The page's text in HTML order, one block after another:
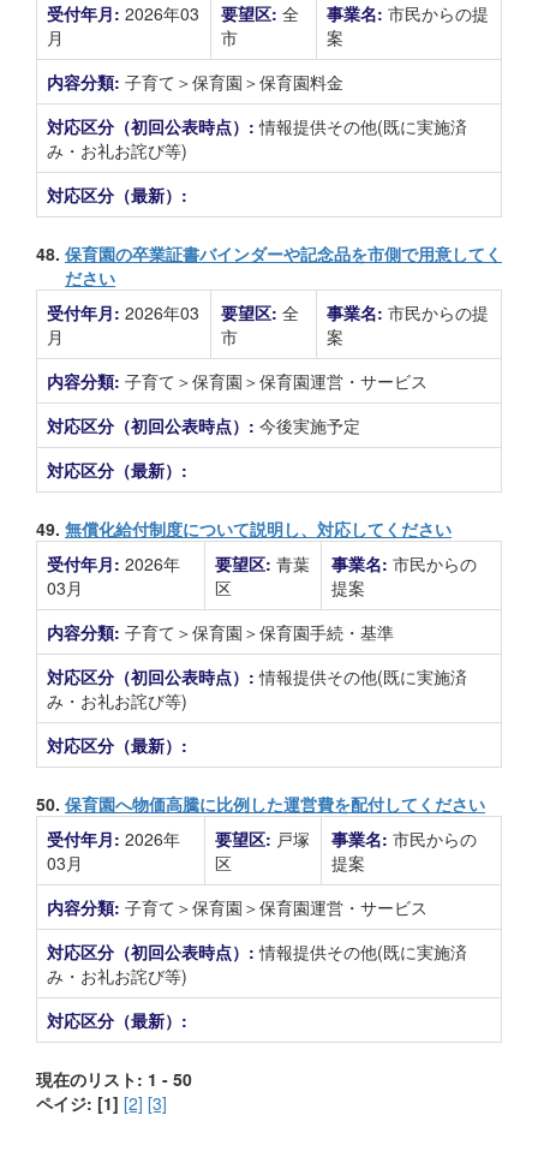
受付年月: 2026年03
月
要望区: 全
市
事業名: 市民からの提
案
内容分類: 子育て＞保育園＞保育園料金
対応区分（初回公表時点）:情報提供その他(既に実施済
み・お礼お詫び等)
対応区分（最新）:
48. 保育園の卒業証書バインダーや記念品を市側で用意してく
ださい
受付年月: 2026年03
月
要望区: 全
市
事業名: 市民からの提
案
内容分類: 子育て＞保育園＞保育園運営・サービス
対応区分（初回公表時点）: 今後実施予定
対応区分（最新）:
49. 無償化給付制度について説明し、対応してください
受付年月: 2026年
03月
要望区: 青葉
区
事業名: 市民からの
提案
内容分類: 子育て＞保育園＞保育園手続・基準
対応区分（初回公表時点）:情報提供その他(既に実施済
み・お礼お詫び等)
対応区分（最新）:
50. 保育園へ物価高騰に比例した運営費を配付してください
受付年月: 2026年
03月
要望区: 戸塚
区
事業名: 市民からの
提案
内容分類: 子育て＞保育園＞保育園運営・サービス
対応区分（初回公表時点）:情報提供その他(既に実施済
み・お礼お詫び等)
対応区分（最新）:
現在のリスト: 1 - 50
ペイジ: [1] [2] [3]